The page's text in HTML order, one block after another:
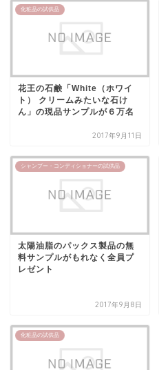
化粧品の試供品
花王の石鹸「White（ホワイ
ト） クリームみたいな石け
ん」の現品サンプルが６万名
2017年9月11日
シャンプー・コンディショナーの試供品
太陽油脂のパックス製品の無
料サンプルがもれなく全員プ
レゼント
2017年9月8日
化粧品の試供品